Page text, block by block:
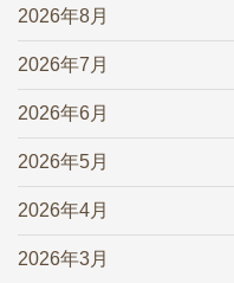
2026年8月
2026年7月
2026年6月
2026年5月
2026年4月
2026年3月